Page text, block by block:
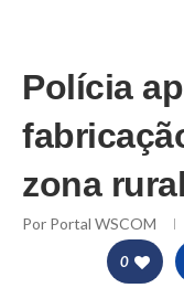
Polícia
zona
Por Portal WSCOM
0